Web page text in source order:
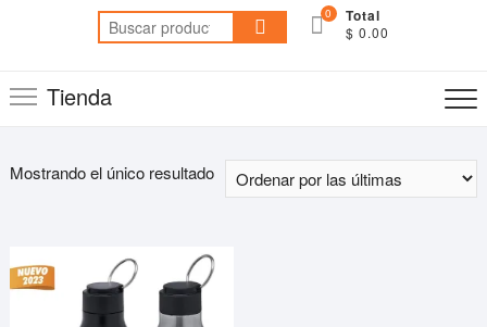
Buscar
por:
0 Total
$ 0.00
Tienda
Mostrando el único resultado